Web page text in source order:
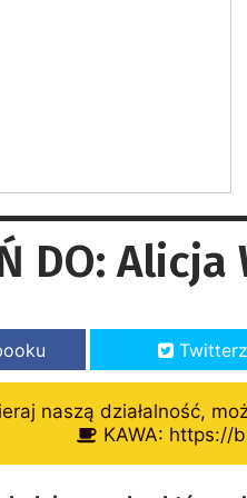
DO:
naszą działalność,
KAWA: https://